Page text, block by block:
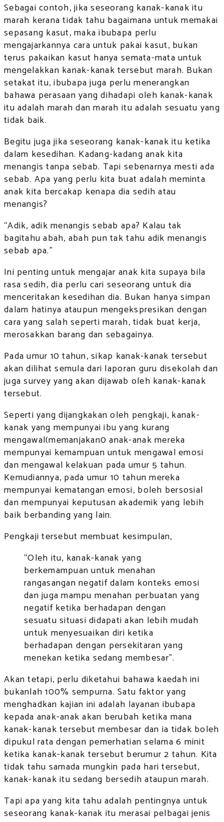
Sebagai contoh, jika seseorang kanak-kanak itu
marah kerana tidak tahu bagaimana untuk memakai
sepasang kasut, maka ibubapa perlu
mengajarkannya cara untuk pakai kasut, bukan
terus pakaikan kasut hanya semata-mata untuk
mengelakkan kanak-kanak tersebut marah. Bukan
setakat itu, ibubapa juga perlu menerangkan
bahawa perasaan yang dihadapi oleh kanak-kanak
itu adalah marah dan marah itu adalah sesuatu yang
tidak baik.
Begitu juga jika seseorang kanak-kanak itu ketika
dalam kesedihan. Kadang-kadang anak kita
menangis tanpa sebab. Tapi sebenarnya mesti ada
sebab. Apa yang perlu kita buat adalah meminta
anak kita bercakap kenapa dia sedih atau
menangis?
“Adik, adik menangis sebab apa? Kalau tak
bagitahu abah, abah pun tak tahu adik menangis
sebab apa.”
Ini penting untuk mengajar anak kita supaya bila
rasa sedih, dia perlu cari seseorang untuk dia
menceritakan kesedihan dia. Bukan hanya simpan
dalam hatinya ataupun mengekspresikan dengan
cara yang salah seperti marah, tidak buat kerja,
merosakkan barang dan sebagainya.
Pada umur 10 tahun, sikap kanak-kanak tersebut
akan dilihat semula dari laporan guru disekolah dan
juga survey yang akan dijawab oleh kanak-kanak
tersebut.
Seperti yang dijangkakan oleh pengkaji, kanak-
kanak yang mempunyai ibu yang kurang
mengawal(memanjakan0 anak-anak mereka
mempunyai kemampuan untuk mengawal emosi
dan mengawal kelakuan pada umur 5 tahun.
Kemudiannya, pada umur 10 tahun mereka
mempunyai kematangan emosi, boleh bersosial
dan mempunyai keputusan akademik yang lebih
baik berbanding yang lain.
Pengkaji tersebut membuat kesimpulan,
“Oleh itu, kanak-kanak yang
berkemampuan untuk menahan
rangasangan negatif dalam konteks emosi
dan juga mampu menahan perbuatan yang
negatif ketika berhadapan dengan
sesuatu situasi didapati akan lebih mudah
untuk menyesuaikan diri ketika
berhadapan dengan persekitaran yang
menekan ketika sedang membesar”.
Akan tetapi, perlu diketahui bahawa kaedah ini
bukanlah 100% sempurna. Satu faktor yang
menghadkan kajian ini adalah layanan ibubapa
kepada anak-anak akan berubah ketika mana
kanak-kanak tersebut membesar dan ia tidak boleh
dipukul rata dengan pemerhatian selama 6 minit
ketika kanak-kanak tersebut berumur 2 tahun. Kita
tidak tahu samada mungkin pada hari tersebut,
kanak-kanak itu sedang bersedih ataupun marah.
Tapi apa yang kita tahu adalah pentingnya untuk
seseorang kanak-kanak itu merasai pelbagai jenis